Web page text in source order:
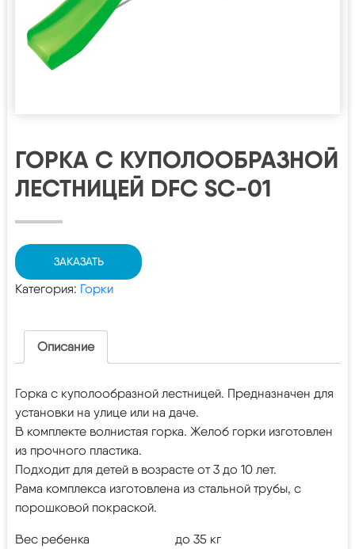
ГОРКА С КУПОЛООБРАЗНОЙ
ЛЕСТНИЦЕЙ DFC SC-01
ЗАКАЗАТЬ
Категория: Горки
Описание
Горка с куполообразной лестницей. Предназначен для
установки на улице или на даче.
В комплекте волнистая горка. Желоб горки изготовлен
из прочного пластика.
Подходит для детей в возрасте от 3 до 10 лет.
Рама комплекса изготовлена из стальной трубы, с
порошковой покраской.
Вес ребенка
до 35 кг